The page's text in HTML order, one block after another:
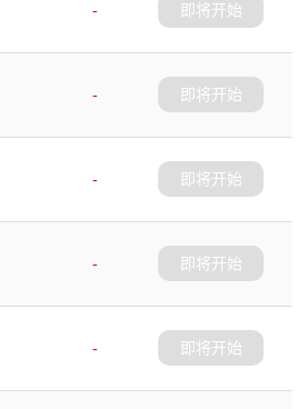
-
即将开始
-
即将开始
-
即将开始
-
即将开始
-
即将开始